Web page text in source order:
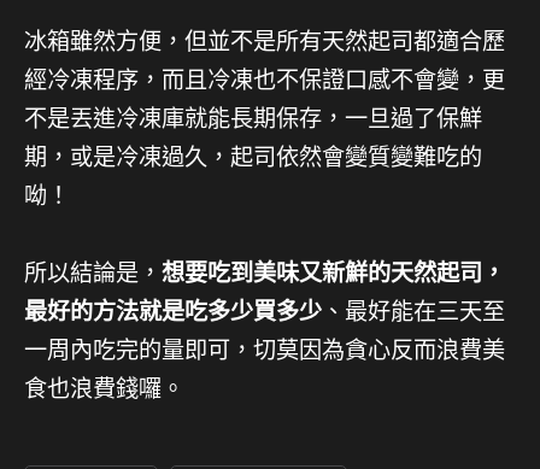
冰箱雖然方便，但並不是所有天然起司都適合歷
經冷凍程序，而且冷凍也不保證口感不會變，更
不是丟進冷凍庫就能長期保存，一旦過了保鮮
期，或是冷凍過久，起司依然會變質變難吃的
呦！
所以結論是， 想要吃到美味又新鮮的天然起司，
最好的方法就是吃多少買多少 、最好能在三天至
一周內吃完的量即可，切莫因為貪心反而浪費美
食也浪費錢囉。